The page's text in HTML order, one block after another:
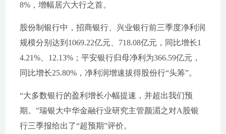
8%，增幅居六大行之首。
股份制银行中，招商银行、兴业银行前三季度净利润
规模分别达到1069.22亿元、718.08亿元，同比增长1
4.21%、12.13%；平安银行归母净利为366.59亿元，
同比增长25.80%，净利润增速拔得股份行“头筹”。
“大多数银行的盈利增长小幅提速，并超出我们预
期。”瑞银大中华金融行业研究主管颜湄之对A股银
行三季报给出了“超预期”评价。